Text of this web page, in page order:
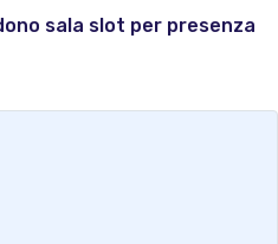
sala slot per presenza